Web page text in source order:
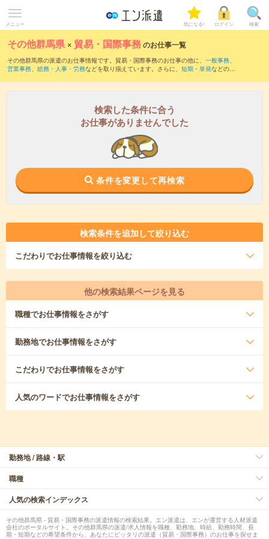
メニュー 気になる! ログイン 検索
その他群馬県 × 貿易・国際事務のお仕事一覧
その他群馬県の派遣のお仕事情報です。貿易・国際事務のお仕事の他に、 一般事務、
営業事務、 総務・人事・労務などを取り揃えています。さらに、 短期 ・ 単発などの期
検索した条件に合う
お仕事がありませんでした
条件を変更して再検索
検索条件を追加して絞り込む
こだわりでお仕事情報を絞り込む
他の検索結果ページを見る
職種でお仕事情報をさがす
勤務地でお仕事情報をさがす
こだわりでお仕事情報をさがす
人気のワードでお仕事情報をさがす
勤務地 / 路線・駅
職種
人気の検索インデックス
その他群馬県 - 貿易・国際事務の派遣情報の検索結果。エン派遣は、エンが運営する人材派遣
会社のポータルサイト。その他群馬県の派遣/求人情報を職種、勤務地、時給、勤務時間、長
期・短期などの希望条件から、あなたにピッタリの派遣（貿易・国際事務）のお仕事を探せま